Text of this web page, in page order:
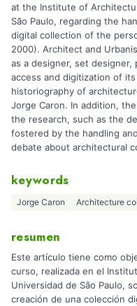
at the Institute of
São Paulo, regarding the
digital collection of the
2000). Architect and
as a designer, set designer,
access and digitization of
historiography of
Jorge Caron. In addition,
the research, such as the
fostered by the handling
debate about architectural
keywords
Jorge Caron Architecture
resumen
Este artículo tiene como
curso, realizada en el
Universidad de São Paulo,
creación de una colección